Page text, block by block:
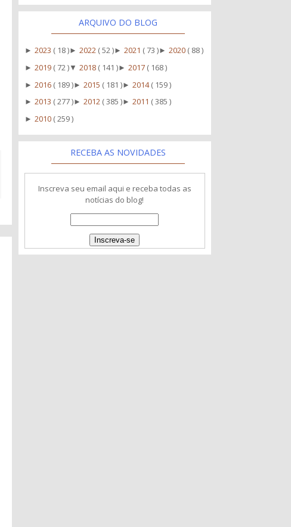
ARQUIVO DO BLOG
►2023 ( 18 )►2022 ( 52 )►2021 ( 73 )►2020 ( 88 )
►2019 ( 72 ) ▼2018 ( 141 )►2017 ( 168 )
►2016 ( 189 )►2015 ( 181 )►2014( 159 )
►2013 ( 277 )►2012 ( 385 )►2011 ( 385 )
►2010 ( 259 )
RECEBA AS NOVIDADES
Inscreva seu email aqui e receba todas as
notícias do blog!